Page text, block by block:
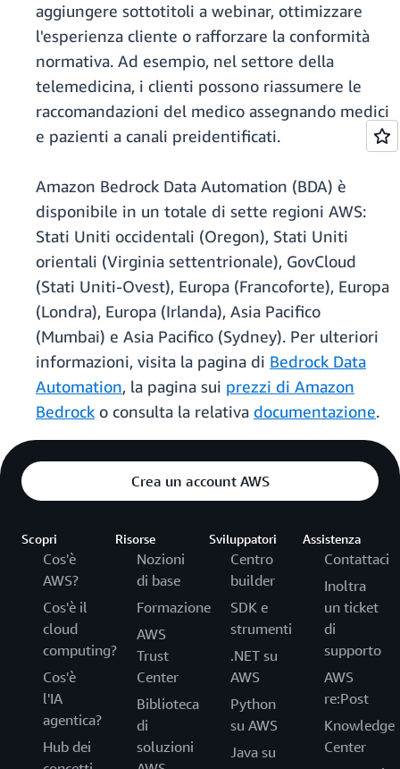
aggiungere sottotitoli a webinar, ottimizzare
l'esperienza cliente o rafforzare la conformità
normativa. Ad esempio, nel settore della
telemedicina, i clienti possono riassumere le
raccomandazioni del medico assegnando medici
e pazienti a canali preidentificati.
Amazon Bedrock Data Automation (BDA) è
disponibile in un totale di sette regioni AWS:
Stati Uniti occidentali (Oregon), Stati Uniti
orientali (Virginia settentrionale), GovCloud
(Stati Uniti-Ovest), Europa (Francoforte), Europa
(Londra), Europa (Irlanda), Asia Pacifico
(Mumbai) e Asia Pacifico (Sydney). Per ulteriori
informazioni, visita la pagina di Bedrock Data
Automation, la pagina sui prezzi di Amazon
Bedrock o consulta la relativa documentazione.
Crea un account AWS
Scopri
Cos'è
AWS?
Cos'è il
cloud
computing?
Cos'è
l'IA
agentica?
Hub dei
Risorse
Nozioni
di base
Formazione
AWS
Trust
Center
Biblioteca
di
soluzioni
Sviluppatori
Centro
builder
SDK e
strumenti
.NET su
AWS
Python
su AWS
Java su
Assistenza
Contattaci
Inoltra
un ticket
di
supporto
AWS
re:Post
Knowledge
Center